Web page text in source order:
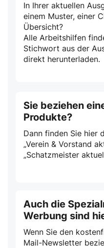
In Ihrer aktuellen
einem Muster, einer
Übersicht?
Alle Arbeitshilfen
Stichwort aus der
direkt herunterladen.
Sie beziehen
Produkte?
Dann finden Sie hier
„Verein & Vorstand
„Schatzmeister
Auch die
Werbung sind
Wenn Sie den
Mail-Newsletter